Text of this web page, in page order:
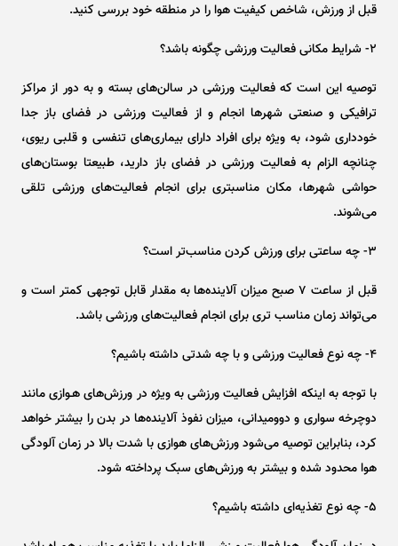
قبل از ورزش، شاخص کیفیت هوا را در منطقه خود بررسی کنید.
۲- شرایط مکانی فعالیت ورزشی چگونه باشد؟
توصیه این است که فعالیت ورزشی در سالن‌های بسته و به دور از مراکز
ترافیکی و صنعتی شهر‌ها انجام و از فعالیت ورزشی در فضای باز جدا
خودداری شود، به ویژه برای افراد دارای بیماری‌های تنفسی و قلبی ریوی،
چنانچه الزام به فعالیت ورزشی در فضای باز دارید، طبیعتا بوستان‌های
حواشی شهرها، مکان مناسبتری برای انجام فعالیت‌های ورزشی تلقی
می‌شوند.
۳- چه ساعتی برای ورزش کردن مناسب‌تر است؟
قبل از ساعت ۷ صبح میزان آلاینده‌ها به مقدار قابل توجهی کمتر است و
می‌تواند زمان مناسب تری برای انجام فعالیت‌های ورزشی باشد.
۴- چه نوع فعالیت ورزشی و با چه شدتی داشته باشیم؟
با توجه به اینکه افزایش فعالیت ورزشی به ویژه در ورزش‌های هـوازی مانند
دوچرخه سواری و دوومیدانی، میزان نفوذ آلاینده‌ها در بدن را بیشتر خواهد
کرد، بنابراین توصیه می‌شود ورزش‌های هوازی با شدت بالا در زمان آلودگی
هوا محدود شده و بیشتر به ورزش‌های سبک پرداخته شود.
۵- چه نوع تغذیه‌ای داشته باشیم؟